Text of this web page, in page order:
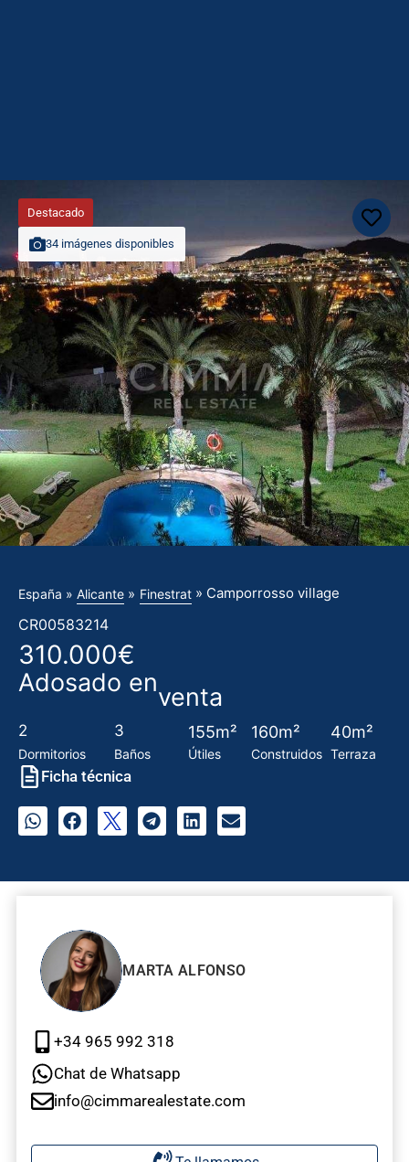
España » Alicante » Finestrat » Camporrosso village
CR00583214
310.000€
Adosado enventa
2
Dormitorios
3
Baños
155m²
Útiles
160m²
Construidos
40m²
Terraza
Ficha técnica
34 imágenes disponibles
Destacado
MARTA ALFONSO
+34 965 992 318
Chat de Whatsapp
info@cimmarealestate.com